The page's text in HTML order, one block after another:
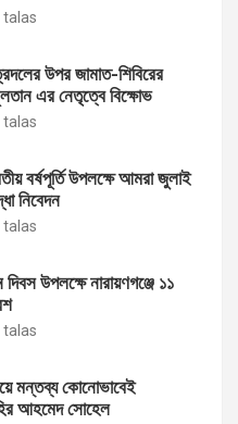
talas
উপর জামাত-শিবিরের
এর নেতৃত্বে বিক্ষোভ
talas
বর্ষপূর্তি উপলক্ষে আমরা জুলাই
নিবেদন
talas
উপলক্ষে নারায়ণগঞ্জে ১১
talas
মন্তব্য কোনোভাবেই
আহমেদ সোহেল